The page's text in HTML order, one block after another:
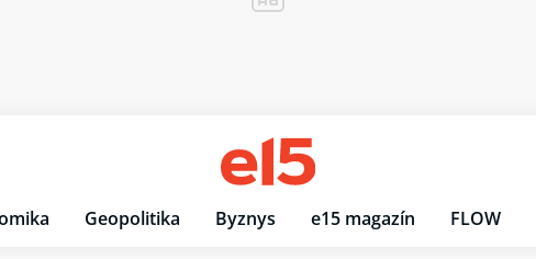
Geopolitika Byznys e15 magazín FLOW